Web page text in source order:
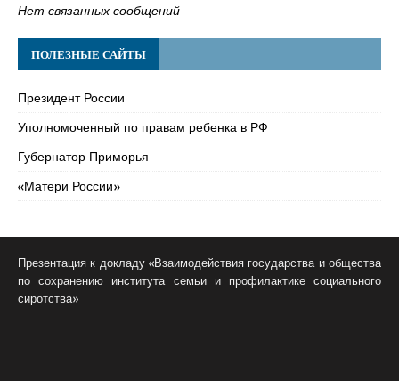
Нет связанных сообщений
ПОЛЕЗНЫЕ САЙТЫ
Президент России
Уполномоченный по правам ребенка в РФ
Губернатор Приморья
«Матери России»
Презентация к докладу «Взаимодействия государства и общества
по сохранению института семьи и профилактике социального
сиротства»